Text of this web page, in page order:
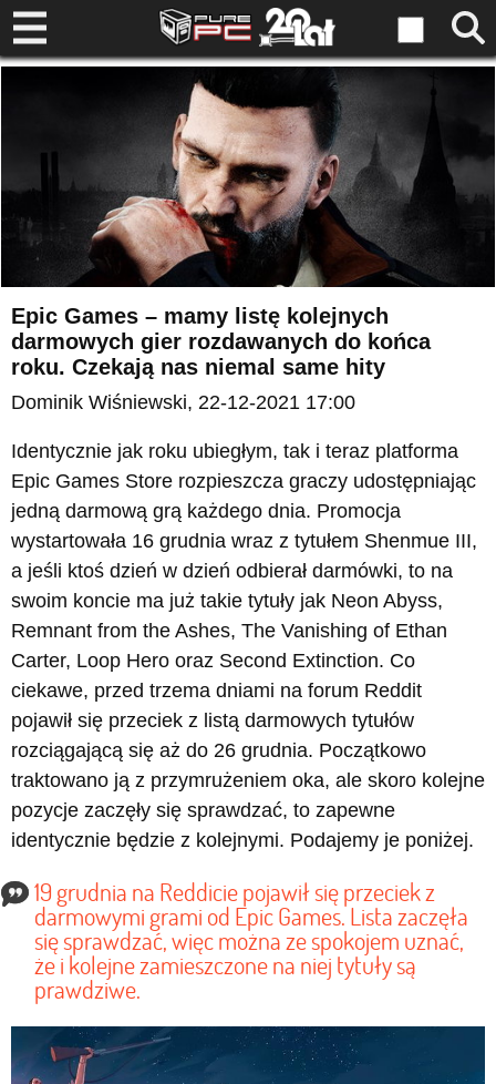
Epic Games – mamy listę kolejnych
darmowych gier rozdawanych do końca
roku. Czekają nas niemal same hity
Dominik Wiśniewski, 22-12-2021 17:00
Identycznie jak roku ubiegłym, tak i teraz platforma
Epic Games Store rozpieszcza graczy udostępniając
jedną darmową grą każdego dnia. Promocja
wystartowała 16 grudnia wraz z tytułem Shenmue III,
a jeśli ktoś dzień w dzień odbierał darmówki, to na
swoim koncie ma już takie tytuły jak Neon Abyss,
Remnant from the Ashes, The Vanishing of Ethan
Carter, Loop Hero oraz Second Extinction. Co
ciekawe, przed trzema dniami na forum Reddit
pojawił się przeciek z listą darmowych tytułów
rozciągającą się aż do 26 grudnia. Początkowo
traktowano ją z przymrużeniem oka, ale skoro kolejne
pozycje zaczęły się sprawdzać, to zapewne
identycznie będzie z kolejnymi. Podajemy je poniżej.
19 grudnia na Reddicie pojawił się przeciek z
darmowymi grami od Epic Games. Lista zaczęła
się sprawdzać, więc można ze spokojem uznać,
że i kolejne zamieszczone na niej tytuły są
prawdziwe.